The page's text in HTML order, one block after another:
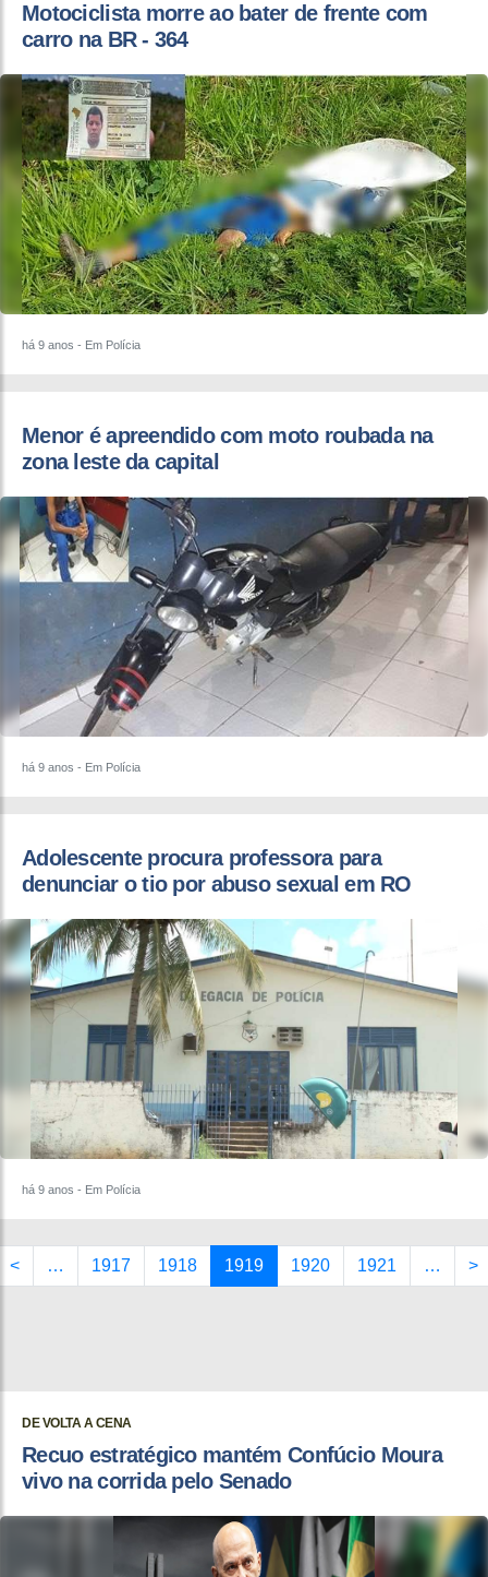
Motociclista morre ao bater de frente com
carro na BR - 364
há 9 anos - Em Polícia
Menor é apreendido com moto roubada na
zona leste da capital
há 9 anos - Em Polícia
Adolescente procura professora para
denunciar o tio por abuso sexual em RO
há 9 anos - Em Polícia
< … 1917 1918 1919 1920 1921 … >
DE VOLTA A CENA
Recuo estratégico mantém Confúcio Moura
vivo na corrida pelo Senado